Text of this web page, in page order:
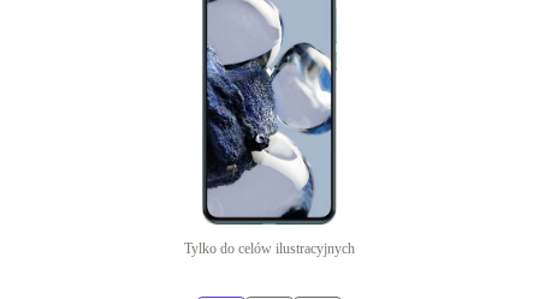
Tylko do celów ilustracyjnych